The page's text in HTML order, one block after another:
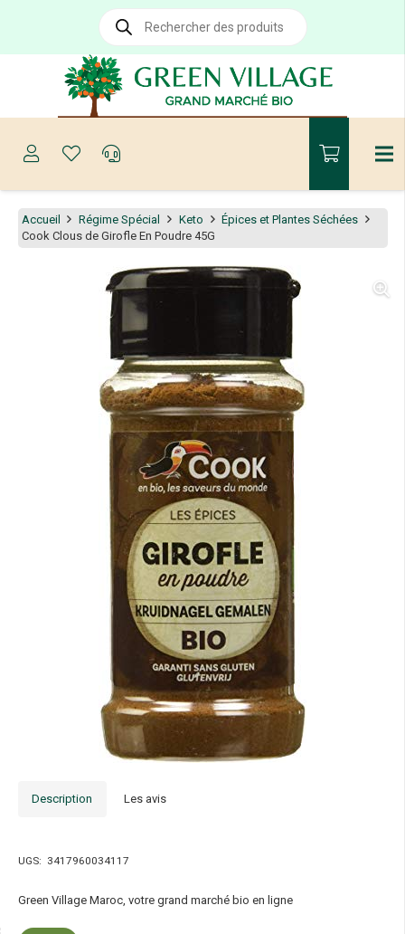
Recherche
produits
Accueil Régime Spécial Keto
Épices et Plantes Séchées
Cook Clous de Girofle En Poudre 45G
Description Les avis
UGS: 3417960034117
Green Village Maroc, votre grand marché bio en ligne